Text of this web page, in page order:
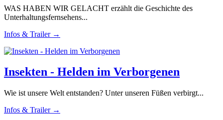
WAS HABEN WIR GELACHT erzählt die Geschichte des
Unterhaltungsfernsehens...
Infos & Trailer →
Insekten - Helden im Verborgenen
Wie ist unsere Welt entstanden? Unter unseren Füßen verbirgt...
Infos & Trailer →